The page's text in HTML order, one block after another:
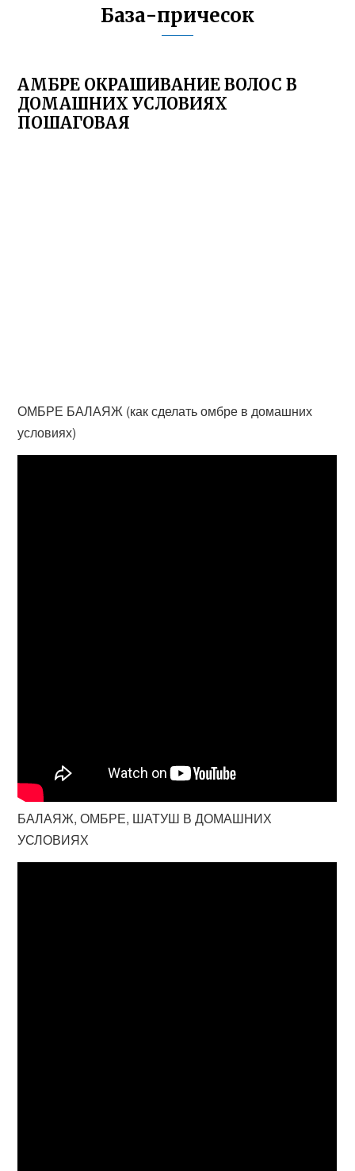
База-причесок
АМБРЕ ОКРАШИВАНИЕ ВОЛОС В
ДОМАШНИХ УСЛОВИЯХ
ПОШАГОВАЯ
ОМБРЕ БАЛАЯЖ (как сделать омбре в домашних
условиях)
БАЛАЯЖ, ОМБРЕ, ШАТУШ В ДОМАШНИХ
УСЛОВИЯХ